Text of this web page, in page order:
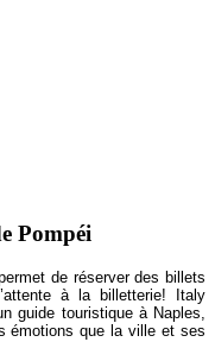
Pompéi
de réserver des billets
à la billetterie! Italy
guide touristique à Naples,
émotions que la ville et ses